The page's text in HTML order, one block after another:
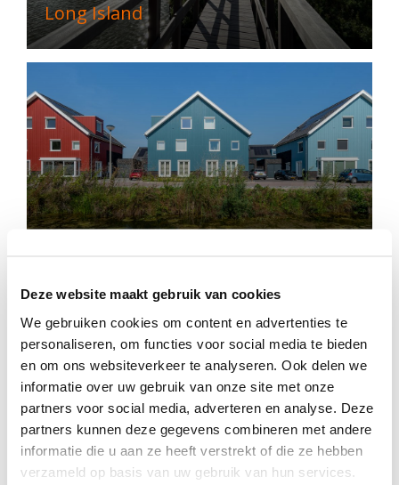
Deze website maakt gebruik van cookies
We gebruiken cookies om content en advertenties te
personaliseren, om functies voor social media te bieden
en om ons websiteverkeer te analyseren. Ook delen we
informatie over uw gebruik van onze site met onze
partners voor social media, adverteren en analyse. Deze
partners kunnen deze gegevens combineren met andere
informatie die u aan ze heeft verstrekt of die ze hebben
verzameld op basis van uw gebruik van hun services.
Long Island